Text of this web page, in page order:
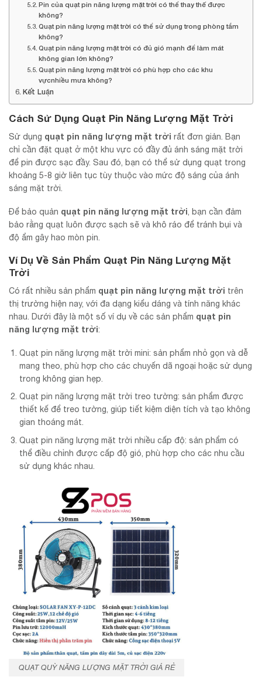
Pin của quạt pin năng lượng mặt trời có thể thay thế được
không?
Quạt pin năng lượng mặt trời có thể sử dụng trong phòng tắm
không?
Quạt pin năng lượng mặt trời có đủ gió mạnh để làm mát
không gian lớn không?
Quạt pin năng lượng mặt trời có phù hợp cho các khu
vựcnhiều mưa không?
Kết Luận
Cách Sử Dụng Quạt Pin Năng Lượng Mặt Trời
Sử dụng quạt pin năng lượng mặt trời rất đơn giản. Bạn
chỉ cần đặt quạt ở một khu vực có đầy đủ ánh sáng mặt trời
để pin được sạc đầy. Sau đó, bạn có thể sử dụng quạt trong
khoảng 5-8 giờ liên tục tùy thuộc vào mức độ sáng của ánh
sáng mặt trời.
Để bảo quản quạt pin năng lượng mặt trời , bạn cần đảm
bảo rằng quạt luôn được sạch sẽ và khô ráo để tránh bụi và
độ ẩm gây hao mòn pin.
Ví Dụ Về Sản Phẩm Quạt Pin Năng Lượng Mặt
Trời
Có rất nhiều sản phẩm quạt pin năng lượng mặt trời trên
thị trường hiện nay, với đa dạng kiểu dáng và tính năng khác
nhau. Dưới đây là một số ví dụ về các sản phẩm quạt pin
năng lượng mặt trời:
Quạt pin năng lượng mặt trời mini: sản phẩm nhỏ gọn và dễ
mang theo, phù hợp cho các chuyến dã ngoại hoặc sử dụng
trong không gian hẹp.
Quạt pin năng lượng mặt trời treo tường: sản phẩm được
thiết kế để treo tường, giúp tiết kiệm diện tích và tạo không
gian thoáng mát.
Quạt pin năng lượng mặt trời nhiều cấp độ: sản phẩm có
thể điều chỉnh được cấp độ gió, phù hợp cho các nhu cầu
sử dụng khác nhau.
QUẠT QUỲ NĂNG LƯỢNG MẶT TRỜI GIÁ RẺ